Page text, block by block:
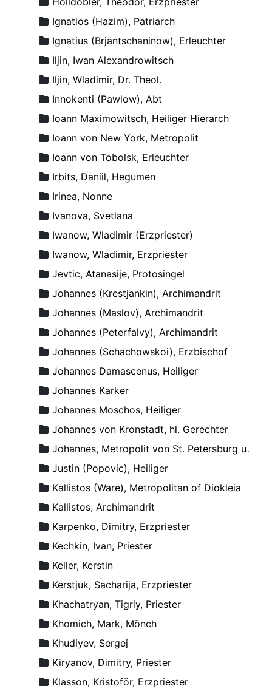
Ignatios (Hazim), Patriarch
Ignatius (Brjantschaninow), Erleuchter
Iljin, Iwan Alexandrowitsch
Iljin, Wladimir, Dr. Theol.
Innokenti (Pawlow), Abt
Ioann Maximowitsch, Heiliger Hierarch
Ioann von New York, Metropolit
Ioann von Tobolsk, Erleuchter
Irbits, Daniil, Hegumen
Irinea, Nonne
Ivanova, Svetlana
Iwanow, Wladimir (Erzpriester)
Iwanow, Wladimir, Erzpriester
Jevtic, Atanasije, Protosingel
Johannes (Krestjankin), Archimandrit
Johannes (Maslov), Archimandrit
Johannes (Peterfalvy), Archimandrit
Johannes (Schachowskoi), Erzbischof
Johannes Damascenus, Heiliger
Johannes Karker
Johannes Moschos, Heiliger
Johannes von Kronstadt, hl. Gerechter
Johannes, Metropolit von St. Petersburg und Ladoga
Justin (Popovic), Heiliger
Kallistos (Ware), Metropolitan of Diokleia
Kallistos, Archimandrit
Karpenko, Dimitry, Erzpriester
Kechkin, Ivan, Priester
Keller, Kerstin
Kerstjuk, Sacharija, Erzpriester
Khachatryan, Tigriy, Priester
Khomich, Mark, Mönch
Khudiyev, Sergej
Kiryanov, Dimitry, Priester
Klasson, Kristoför, Erzpriester